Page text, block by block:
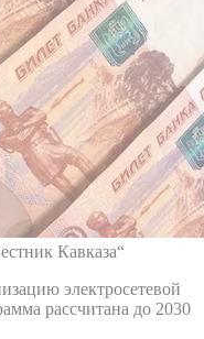
Кавказа“
электросетевой
рассчитана до 2030